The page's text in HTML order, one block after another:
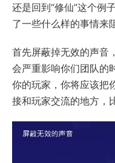
还是回到“修仙”这个例
了一些什么样的事情来
首先屏蔽掉无效的声音
会严重影响你们团队的
你的玩家，你将应该把
接和玩家交流的地方，